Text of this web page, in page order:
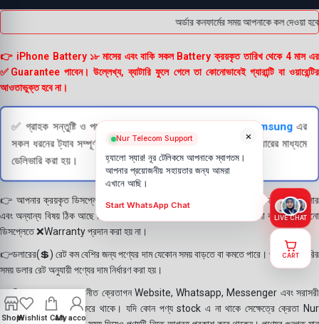
অর্ডার কনফার্মের সময় আপনাকে কল দেওয়া
👉 iPhone Battery ১৮ মাসের এবং বাকি সকল Battery ক্রয়কৃত তারিখ থেকে 4 মাস এর
✅Guarantee পাবেন। উল্লেখ্য, ব্যাটারি ফুলে গেলে তা কোনোভাবেই গ্যারান্টি বা ওয়ারেন্টির
আওতাভুক্ত হবে না।
✅ গ্রাহক সন্তুষ্টি ও পণ্যের স্বচ্ছতা নিশ্চিত করতে Samsung এর
সকল ধরনের ট্যাব সম্পূর্ণরূপে যাচাই (Check) করার পরই বিক্রি ও কুরিয়ারের মাধ্যমে
ডেলিভারি করা হয়।
👉 আপনার ক্রয়কৃত ডিসপ্লে স্থায়ী ভাবে লাগানোর আগে মোবাইলে লাগিয়ে চেক করে নিবেন কালার
এবং অন্যান্য বিষয় ঠিক আছে কিনা। শতভাগ নিশ্চিত হয়ে পলি তুলবেন। পলি তোলা বা আঠা লাগানো
ডিসপ্লেতে ❌Warranty প্রদান করা হয় না।
👉ডলারের(💲) রেট কম বেশির জন্য পণ্যের দাম যেকোন সময় বাড়তে বা কমতে পারে। পণ্য ডেলিভারির
সময় ডলার রেট অনুযায়ী পণ্যের দাম নির্ধারণ করা হয়।
👉বিঃ দ্রঃ- আমাদের সম্মানীত ক্রেতাগন Website, Whatsapp, Messenger এবং সরাসরী
ফোন করে পণ্য Order করে থাকে। যদি কোন পণ্য stock এ না থাকে সেক্ষেত্রে ক্রেতা Nur
ShopWishlist CartMy account
×
Nur Telecom Support
হ্যালো স্যার! নূর টেলিকমে আপনাকে স্বাগতম।
আপনার প্রয়োজনীয় সহায়তার জন্য আমরা
এখানে আছি।
Start WhatsApp Chat
LIVE CHAT
CART